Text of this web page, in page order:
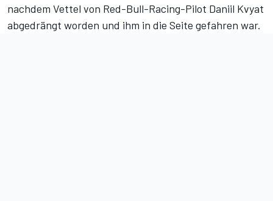
nachdem Vettel von Red-Bull-Racing-Pilot Daniil Kvyat
abgedrängt worden und ihm in die Seite gefahren war.